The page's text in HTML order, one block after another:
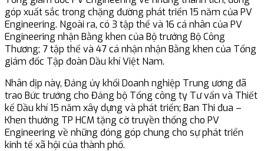
góp xuất sắc trong chặng đường phát triển 15 năm của PV
Engineering. Ngoài ra, có 3 tập thể và 16 cá nhân của PV
Engineering nhận Bằng khen của Bộ trưởng Bộ Công
Thương; 7 tập thể và 47 cá nhận nhận Bằng khen của Tổng
giám đốc Tập đoàn Dầu khí Việt Nam.
Nhân dịp này, Đảng ủy khối Doanh nghiệp Trung ương đã
trao Bức trướng cho Đảng bộ Tổng công ty Tư vấn và Thiết
kế Dầu khí 15 năm xây dựng và phát triển; Ban Thi đua –
Khen thưởng TP HCM tặng cờ truyền thống cho PV
Engineering về những đóng góp chung cho sự phát triển
kinh tế xã hội của thành phố.